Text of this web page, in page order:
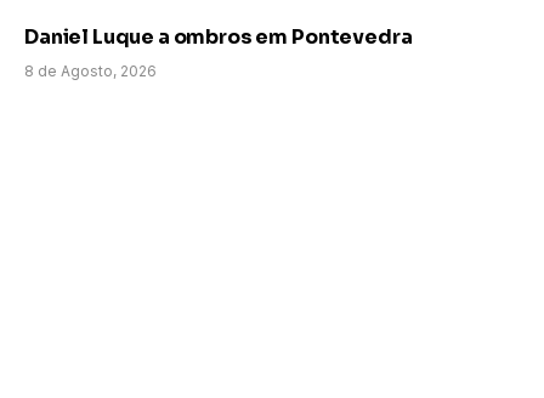
Daniel Luque a ombros em Pontevedra
8 de Agosto, 2026